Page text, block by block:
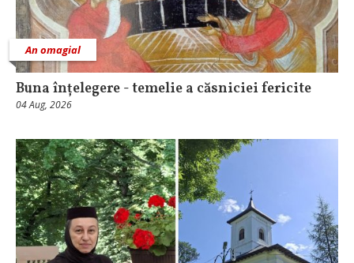
An omagial
Buna înțelegere - temelie a căsniciei fericite
04 Aug, 2026